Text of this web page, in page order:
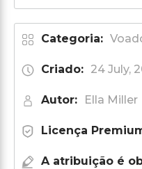
Categoria:
Criado: 24 July,
Autor: Ella Miller
Licença
A atribuição é